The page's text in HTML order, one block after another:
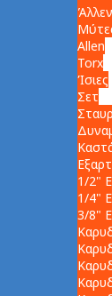
Allen
Torx
Ίσιες
Σετ
1/2"
1/4"
3/8"